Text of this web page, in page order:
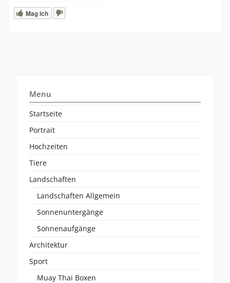
Mag ich
Menu
Startseite
Portrait
Hochzeiten
Tiere
Landschaften
Landschaften Allgemein
Sonnenuntergänge
Sonnenaufgänge
Architektur
Sport
Muay Thai Boxen